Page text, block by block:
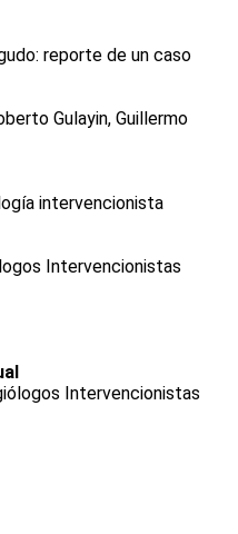
reporte de un caso
Gulayin, Guillermo
intervencionista
Intervencionistas
Intervencionistas